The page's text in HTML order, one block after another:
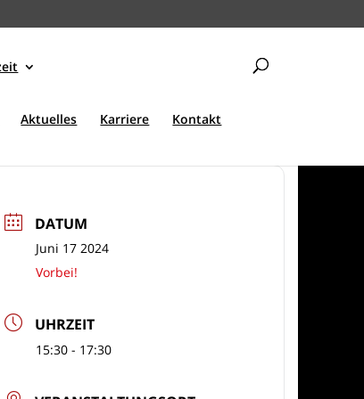
Aktuelles Karriere Kontakt
DATUM
Juni 17 2024
Vorbei!
UHRZEIT
15:30 - 17:30